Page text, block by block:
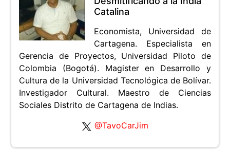
Catalina
Economista, Universidad de
Cartagena. Especialista en
Gerencia de Proyectos, Universidad Piloto de
Colombia (Bogotá). Magister en Desarrollo y
Cultura de la Universidad Tecnológica de Bolívar.
Investigador Cultural. Maestro de Ciencias
Sociales Distrito de Cartagena de Indias.
@TavoCarJim